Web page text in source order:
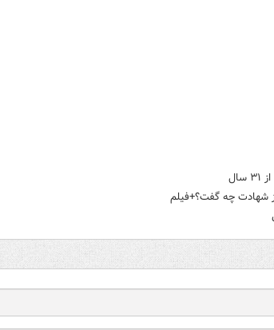
شهادت چه گفت؟+فیلم